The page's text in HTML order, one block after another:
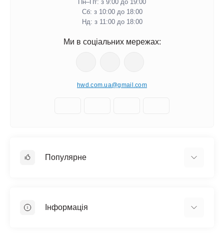
Пн–Пт: з 9:00 до 19:00
Сб: з 10:00 до 18:00
Нд: з 11:00 до 18:00
Ми в соціальних мережах:
hwd.com.ua@gmail.com
Популярне
Медальниці
Інформація